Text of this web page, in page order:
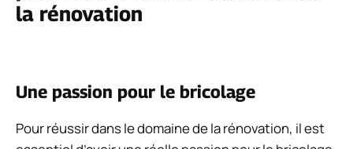
la rénovation
Une passion pour le bricolage
Pour réussir dans le domaine de la rénovation, il est